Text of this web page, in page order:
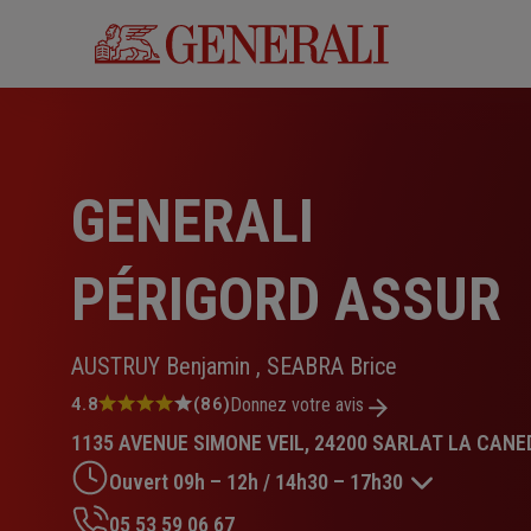
GENERALI
PÉRIGORD ASSUR
AUSTRUY Benjamin , SEABRA Brice
Note
4.8
sur
5
étoiles
4.8 (86)Donnez votre avis
1135 AVENUE SIMONE VEIL, 24200 SARLAT LA
Ouvert 09h – 12h / 14h30 – 17h30
05 53 59 06 67